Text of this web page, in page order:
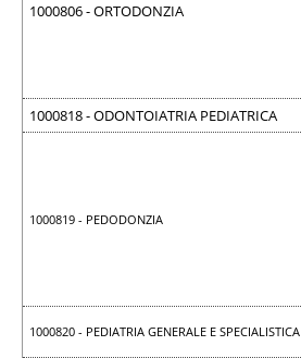
1000806 - ORTODONZIA
1000818 - ODONTOIATRIA PEDIATRICA
1000819 - PEDODONZIA
1000820 - PEDIATRIA GENERALE E SPECIALISTICA